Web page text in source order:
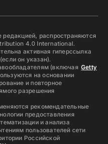
распространяются
4.0 International.
активная гиперссылка
он указан).
(включая Getty
на основании
и повторное
разрешения
рекомендательные
предоставления
и анализа
пользователей сети
Российской